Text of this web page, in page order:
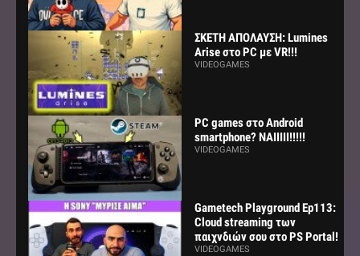
ΣΚΕΤΗ ΑΠΟΛΑΥΣΗ: Lumines
Arise στο PC με VR!!!
VIDEOGAMES
PC games στο Android
smartphone? ΝΑΙΙΙΙΙ!!!!!
VIDEOGAMES
Gametech Playground Ep113:
Cloud streaming των
παιχνδιών σου στο PS Portal!
VIDEOGAMES